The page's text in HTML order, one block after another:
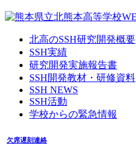
北高のSSH研究開発概要
SSH実績
研究開発実施報告書
SSH開発教材・研修資料
SSH NEWS
SSH活動
学校からの緊急情報
欠席遅刻連絡